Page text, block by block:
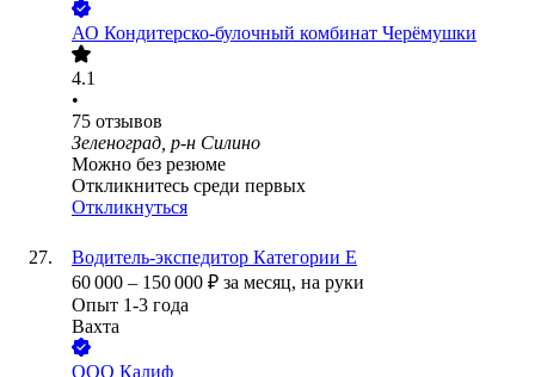
АО Кондитерско-булочный комбинат Черёмушки
4.1
•
75 отзывов
Зеленоград, р-н Силино
Можно без резюме
Откликнитесь среди первых
Откликнуться
Водитель-экспедитор Категории Е
60 000 – 150 000 ₽ за месяц, на руки
Опыт 1-3 года
Вахта
ООО Калиф